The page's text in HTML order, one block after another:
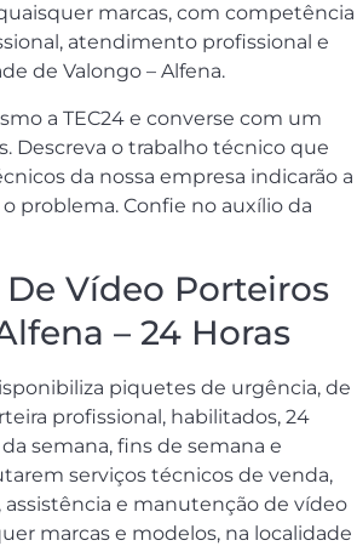
marcas, com competência
atendimento profissional e
de Valongo – Alfena.
a TEC24 e converse com um
Descreva o trabalho técnico que
da nossa empresa indicarão a
problema. Confie no auxílio da
De Vídeo Porteiros
– 24 Horas
piquetes de urgência, de
profissional, habilitados, 24
semana, fins de semana e
serviços técnicos de venda,
assistência e manutenção de vídeo
marcas e modelos, na localidade